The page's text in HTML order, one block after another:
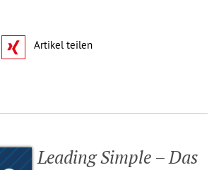
Leading Simple – Das